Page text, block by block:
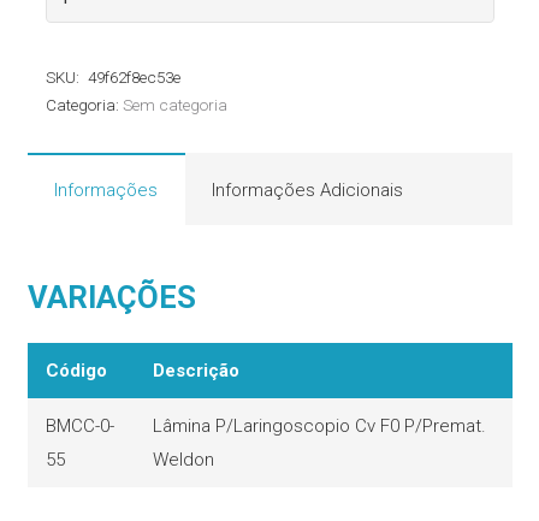
p/
Wis-
Weldon
quantidade
SKU: 49f62f8ec53e
Categoria: Sem categoria
Informações Informações Adicionais
VARIAÇÕES
Código Descrição
BMCC-0-
55
Lâmina P/Laringoscopio Cv F0 P/Premat.
Weldon